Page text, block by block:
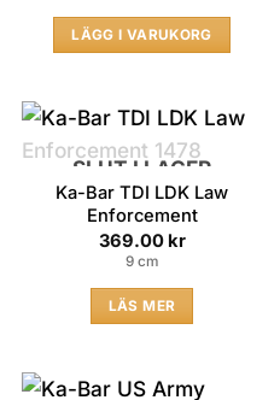
LÄGG I VARUKORG
SLUT I LAGER
Ka-Bar TDI LDK Law
Enforcement
369.00 kr
9 cm
LÄS MER